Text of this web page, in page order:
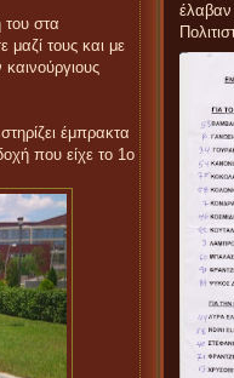
στα
μαζί τους και με
έμπρακτα
που είχε το 1ο